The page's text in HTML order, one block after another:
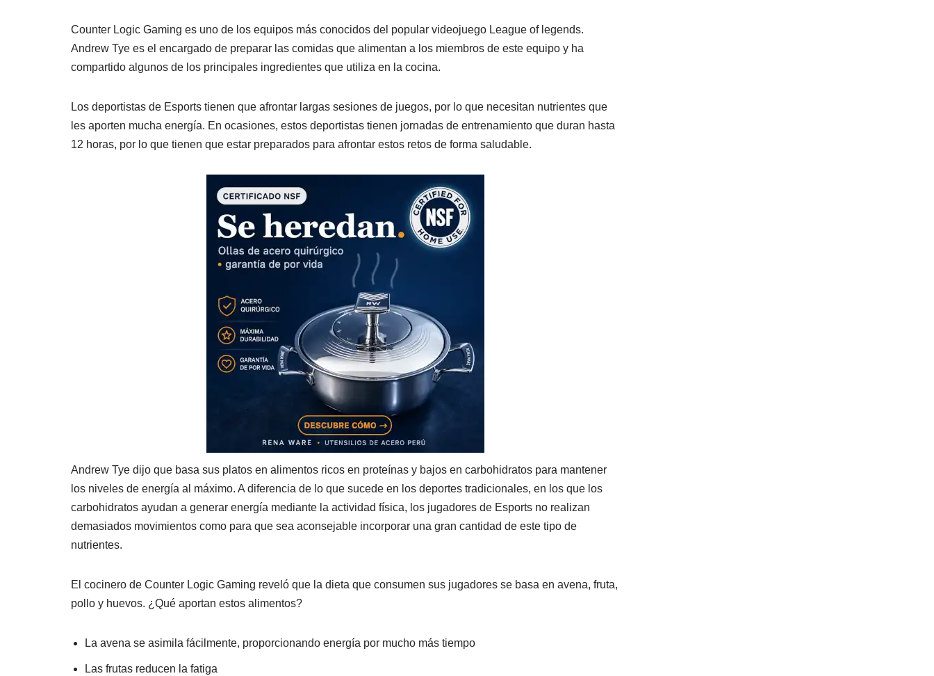
Counter Logic Gaming es uno de los equipos más conocidos del popular videojuego League of legends.
Andrew Tye es el encargado de preparar las comidas que alimentan a los miembros de este equipo y ha
compartido algunos de los principales ingredientes que utiliza en la cocina.
Los deportistas de Esports tienen que afrontar largas sesiones de juegos, por lo que necesitan nutrientes que
les aporten mucha energía. En ocasiones, estos deportistas tienen jornadas de entrenamiento que duran hasta
12 horas, por lo que tienen que estar preparados para afrontar estos retos de forma saludable.
Andrew Tye dijo que basa sus platos en alimentos ricos en proteínas y bajos en carbohidratos para mantener
los niveles de energía al máximo. A diferencia de lo que sucede en los deportes tradicionales, en los que los
carbohidratos ayudan a generar energía mediante la actividad física, los jugadores de Esports no realizan
demasiados movimientos como para que sea aconsejable incorporar una gran cantidad de este tipo de
nutrientes.
El cocinero de Counter Logic Gaming reveló que la dieta que consumen sus jugadores se basa en avena, fruta,
pollo y huevos. ¿Qué aportan estos alimentos?
La avena se asimila fácilmente, proporcionando energía por mucho más tiempo
Las frutas reducen la fatiga